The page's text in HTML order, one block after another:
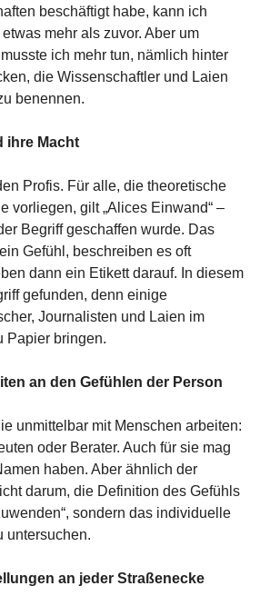
beschäftigt habe, kann ich
mehr als zuvor. Aber um
ich mehr tun, nämlich hinter
die Wissenschaftler und Laien
benennen.
ihre Macht
Profis. Für alle, die theoretische
vorliegen, gilt „Alices Einwand“ –
Begriff geschaffen wurde. Das
Gefühl, beschreiben es oft
dann ein Etikett darauf. In diesem
gefunden, denn einige
Journalisten und Laien im
Papier bringen.
an den Gefühlen der Person
unmittelbar mit Menschen arbeiten:
oder Berater. Auch für sie mag
haben. Aber ähnlich der
darum, die Definition des Gefühls
sondern das individuelle
untersuchen.
an jeder Straßenecke